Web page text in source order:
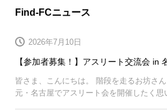
Find-FCニュース
【参加者募集！】アスリート交流会 in
2026年7月10日
皆さま、こんにちは。 階段を走るお坊さ
元・名古屋でアスリート会を開催したく